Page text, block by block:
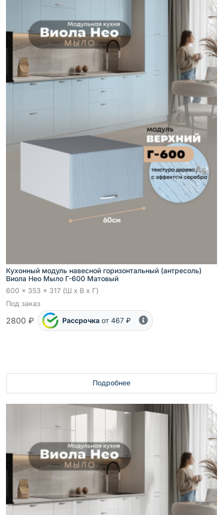
Кухонный модуль навесной горизонтальный (антресоль)
Виола Нео Мыло Г-600 Матовый
600 x 353 x 317 (Ш x В x Г)
Под заказ
2800 ₽ Рассрочка от 467 ₽
Подробнее